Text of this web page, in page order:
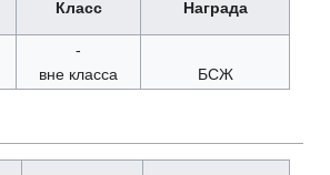
Класс
Награда
-
вне класса
БСЖ